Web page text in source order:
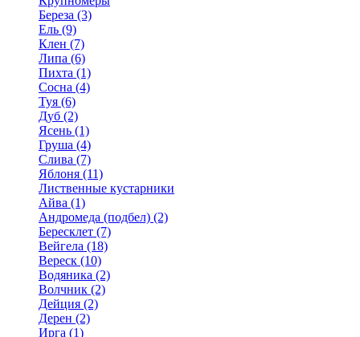
Береза (3)
Ель (9)
Клен (7)
Липа (6)
Пихта (1)
Сосна (4)
Туя (6)
Дуб (2)
Ясень (1)
Груша (4)
Слива (7)
Яблоня (11)
Лиственные кустарники
Айва (1)
Андромеда (подбел) (2)
Бересклет (7)
Вейгела (18)
Вереск (10)
Водяника (2)
Волчник (2)
Дейция (2)
Дерен (2)
Ирга (1)